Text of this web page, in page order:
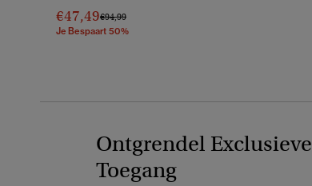
€47,49Prijs Verlaagd Van
€94,99Naar
Je Bespaart 50%
Ontgrendel Exclusieve
Toegang